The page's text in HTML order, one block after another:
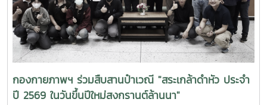
กองกายภาพฯ ร่วมสืบสานป๋าเวณี "สระเกล้าดำหัว ประจำ
ปี 2569 ในวันขึ้นปีใหม่สงกรานต์ล้านนา"